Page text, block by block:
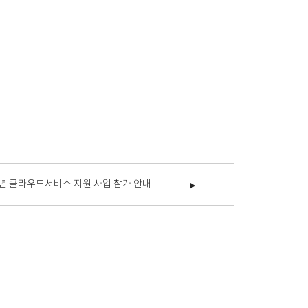
클라우드서비스 지원 사업 참가 안내